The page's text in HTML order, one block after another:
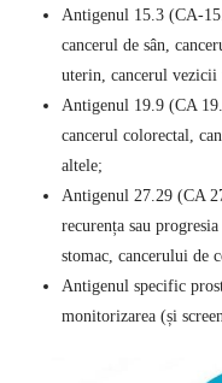
Antigenul 15.3 (CA-
cancerul de sân,
uterin, cancerul
Antigenul 19.9 (CA
cancerul colorectal,
altele;
Antigenul 27.29 (CA
recurența sau
stomac, cancerului de
Antigenul specific
monitorizarea (și